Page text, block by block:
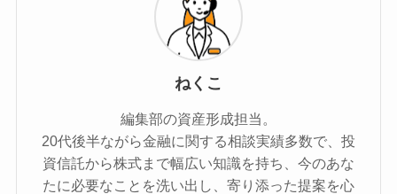
ねくこ
編集部の資産形成担当。
20代後半ながら金融に関する相談実績多数で、投
資信託から株式まで幅広い知識を持ち、今のあな
たに必要なことを洗い出し、寄り添った提案を心